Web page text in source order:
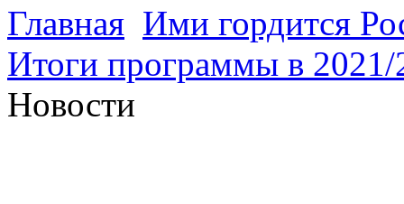
Главная Ими гордится
Итоги программы в 2021/
Новости